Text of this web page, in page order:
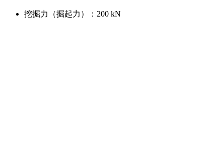
挖掘力（掘起力）： 200 kN